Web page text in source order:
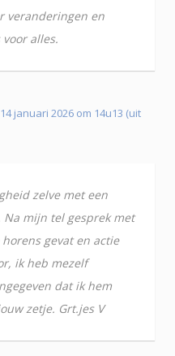
veranderingen en
alles.
januari 2026 om 14u13 (uit
zelve met een
mijn tel gesprek met
gevat en actie
ik heb mezelf
dat ik hem
zetje. Grt.jes V